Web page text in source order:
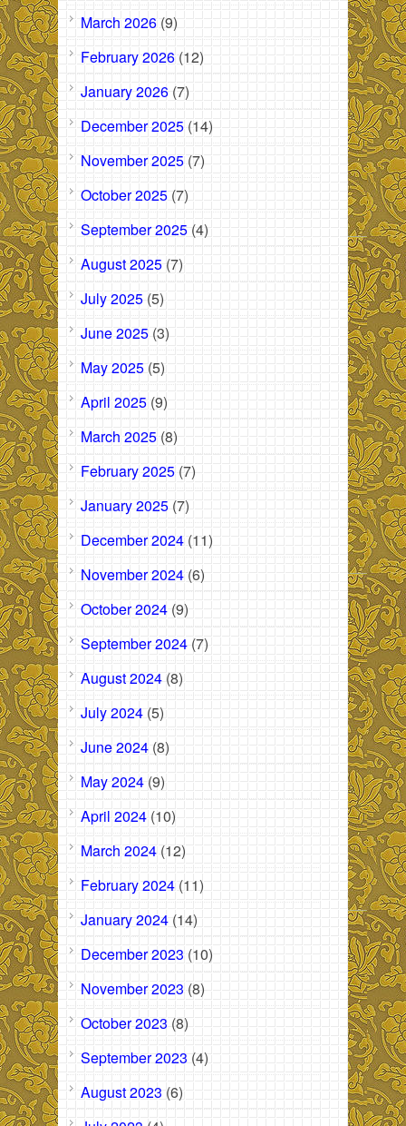
March 2026 (9)
February 2026 (12)
January 2026 (7)
December 2025 (14)
November 2025 (7)
October 2025 (7)
September 2025 (4)
August 2025 (7)
July 2025 (5)
June 2025 (3)
May 2025 (5)
April 2025 (9)
March 2025 (8)
February 2025 (7)
January 2025 (7)
December 2024 (11)
November 2024 (6)
October 2024 (9)
September 2024 (7)
August 2024 (8)
July 2024 (5)
June 2024 (8)
May 2024 (9)
April 2024 (10)
March 2024 (12)
February 2024 (11)
January 2024 (14)
December 2023 (10)
November 2023 (8)
October 2023 (8)
September 2023 (4)
August 2023 (6)